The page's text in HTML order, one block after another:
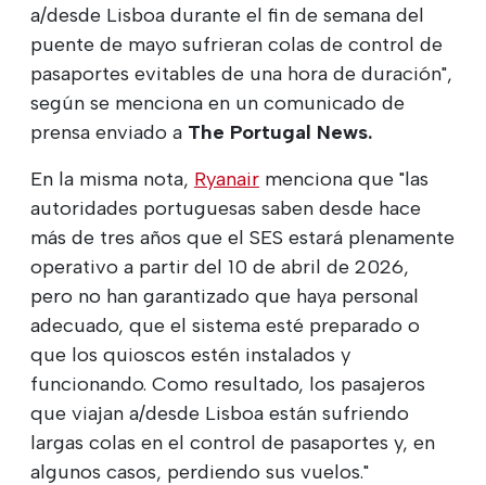
a/desde Lisboa durante el fin de semana del
puente de mayo sufrieran colas de control de
pasaportes evitables de una hora de duración",
según se menciona en un comunicado de
prensa enviado a The Portugal News.
En la misma nota, Ryanair menciona que "las
autoridades portuguesas saben desde hace
más de tres años que el SES estará plenamente
operativo a partir del 10 de abril de 2026,
pero no han garantizado que haya personal
adecuado, que el sistema esté preparado o
que los quioscos estén instalados y
funcionando. Como resultado, los pasajeros
que viajan a/desde Lisboa están sufriendo
largas colas en el control de pasaportes y, en
algunos casos, perdiendo sus vuelos."